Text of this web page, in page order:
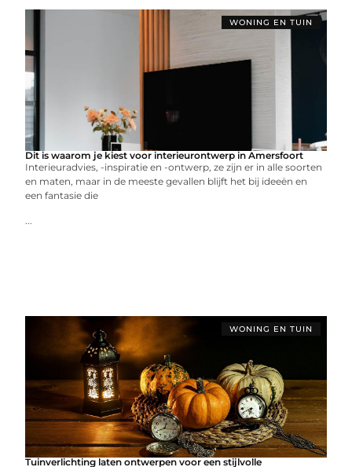
WONING EN TUIN
Dit is waarom je kiest voor interieurontwerp in Amersfoort
Interieuradvies, -inspiratie en -ontwerp, ze zijn er in alle soorten
en maten, maar in de meeste gevallen blijft het bij ideeën en
een fantasie die
...
WONING EN TUIN
Tuinverlichting laten ontwerpen voor een stijlvolle